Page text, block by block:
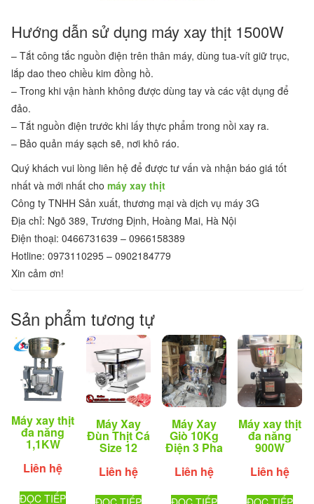
Hướng dẫn sử dụng máy xay thịt 1500W
– Tắt công tắc nguồn điện trên thân máy, dùng tua-vít giữ trục,
lắp dao theo chiều kim đồng hồ.
– Trong khi vận hành không được dùng tay và các vật dụng để
đảo.
– Tắt nguồn điện trước khi lấy thực phẩm trong nồi xay ra.
– Bảo quản máy sạch sẽ, nơi khô ráo.
Quý khách vui lòng liên hệ để được tư vấn và nhận báo giá tốt
nhất và mới nhất cho máy xay thịt
Công ty TNHH Sản xuất, thương mại và dịch vụ máy 3G
Địa chỉ: Ngõ 389, Trương Định, Hoàng Mai, Hà Nội
Điện thoại: 0466731639 – 0966158389
Hotline: 0973110295 – 0902184779
Xin cảm ơn!
Sản phẩm tương tự
Máy xay thịt
đa năng
1,1KW
Liên hệ
ĐỌC TIẾP
Máy Xay
Đùn Thịt Cá
Size 12
Liên hệ
Máy Xay
Giò 10Kg
Điện 3 Pha
Liên hệ
Máy xay thịt
đa năng
900W
Liên hệ